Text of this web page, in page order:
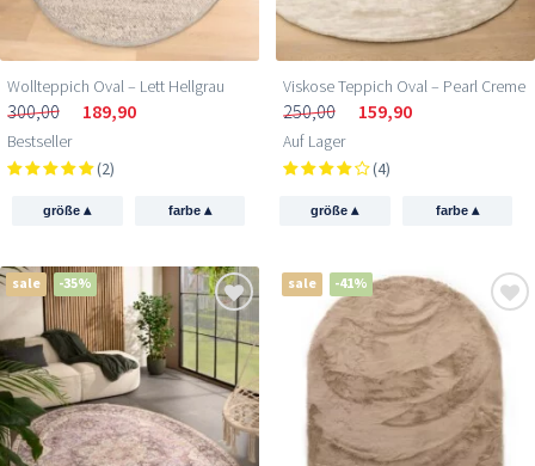
Wollteppich Oval – Lett Hellgrau
300,00 189,90
Bestseller
(2)
größe▴ farbe ▴
Viskose Teppich Oval – Pearl Creme
250,00 159,90
Auf Lager
(4)
größe▴ farbe ▴
sale -35% sale -41%